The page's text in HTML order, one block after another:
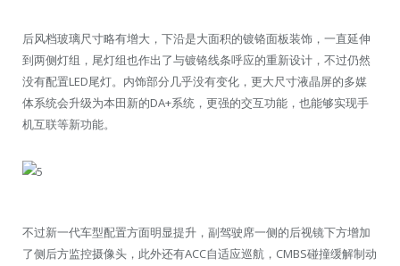
后风档玻璃尺寸略有增大，下沿是大面积的镀铬面板装饰，一直延伸
到两侧灯组，尾灯组也作出了与镀铬线条呼应的重新设计，不过仍然
没有配置LED尾灯。内饰部分几乎没有变化，更大尺寸液晶屏的多媒
体系统会升级为本田新的DA+系统，更强的交互功能，也能够实现手
机互联等新功能。
不过新一代车型配置方面明显提升，副驾驶席一侧的后视镜下方增加
了侧后方监控摄像头，此外还有ACC自适应巡航，CMBS碰撞缓解制动